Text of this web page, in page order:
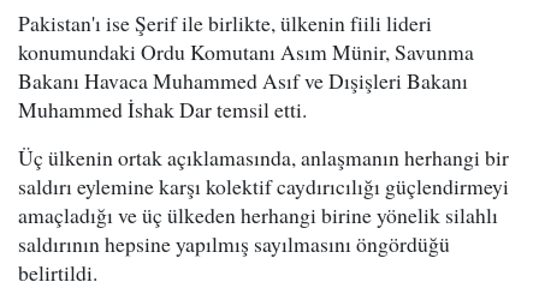
Pakistan'ı ise Şerif ile birlikte, ülkenin fiili lideri
konumundaki Ordu Komutanı Asım Münir, Savunma
Bakanı Havaca Muhammed Asıf ve Dışişleri Bakanı
Muhammed İshak Dar temsil etti.
Üç ülkenin ortak açıklamasında, anlaşmanın herhangi bir
saldırı eylemine karşı kolektif caydırıcılığı güçlendirmeyi
amaçladığı ve üç ülkeden herhangi birine yönelik silahlı
saldırının hepsine yapılmış sayılmasını öngördüğü
belirtildi.